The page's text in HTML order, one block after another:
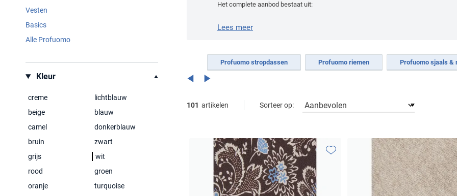
Het complete aanbod bestaat uit:
Profuomo truien
Lees meer
Profuomo stropdassen Profuomo riemen Profuomo sjaals &
Vesten
Basics
Alle Profuomo
Kleur
creme
lichtblauw
beige
blauw
camel
donkerblauw
bruin
zwart
grijs
wit
rood
groen
oranje
turquoise
101 artikelen Sorteer op:
Toevoegen aan favorieten